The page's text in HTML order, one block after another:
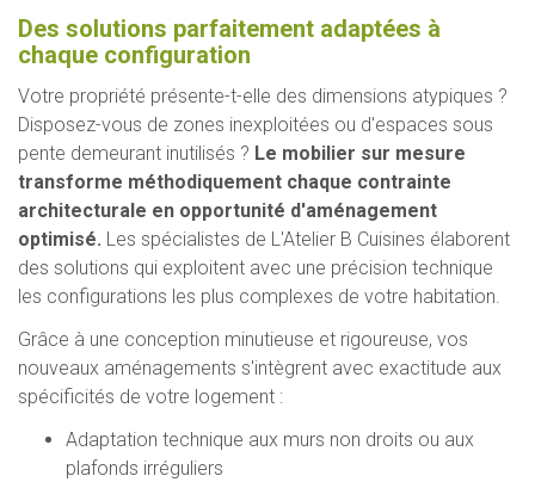
Des solutions parfaitement adaptées à
chaque configuration
Votre propriété présente-t-elle des dimensions atypiques ?
Disposez-vous de zones inexploitées ou d'espaces sous
pente demeurant inutilisés ? Le mobilier sur mesure
transforme méthodiquement chaque contrainte
architecturale en opportunité d'aménagement
optimisé. Les spécialistes de L'Atelier B Cuisines élaborent
des solutions qui exploitent avec une précision technique
les configurations les plus complexes de votre habitation.
Grâce à une conception minutieuse et rigoureuse, vos
nouveaux aménagements s'intègrent avec exactitude aux
spécificités de votre logement :
Adaptation technique aux murs non droits ou aux
plafonds irréguliers